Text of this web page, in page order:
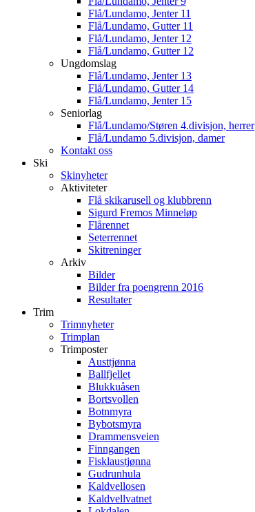
Flå/Lundamo, Jenter 11
Flå/Lundamo, Gutter 11
Flå/Lundamo, Jenter 12
Flå/Lundamo, Gutter 12
Ungdomslag
Flå/Lundamo, Jenter 13
Flå/Lundamo, Gutter 14
Flå/Lundamo, Jenter 15
Seniorlag
Flå/Lundamo/Støren 4.divisjon, herrer
Flå/Lundamo 5.divisjon, damer
Kontakt oss
Ski
Skinyheter
Aktiviteter
Flå skikarusell og klubbrenn
Sigurd Fremos Minneløp
Flårennet
Seterrennet
Skitreninger
Arkiv
Bilder
Bilder fra poengrenn 2016
Resultater
Trim
Trimnyheter
Trimplan
Trimposter
Austtjønna
Ballfjellet
Blukkuåsen
Bortsvollen
Botnmyra
Bybotsmyra
Drammensveien
Finngangen
Fisklaustjønna
Gudrunhula
Kaldvellosen
Kaldvellvatnet